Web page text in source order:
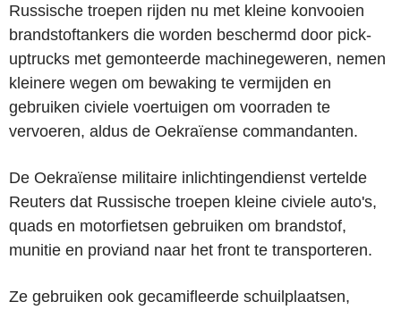
Russische troepen rijden nu met kleine konvooien
brandstoftankers die worden beschermd door pick-
uptrucks met gemonteerde machinegeweren, nemen
kleinere wegen om bewaking te vermijden en
gebruiken civiele voertuigen om voorraden te
vervoeren, aldus de Oekraïense commandanten.
De Oekraïense militaire inlichtingendienst vertelde
Reuters dat Russische troepen kleine civiele auto's,
quads en motorfietsen gebruiken om brandstof,
munitie en proviand naar het front te transporteren.
Ze gebruiken ook gecamifleerde schuilplaatsen,